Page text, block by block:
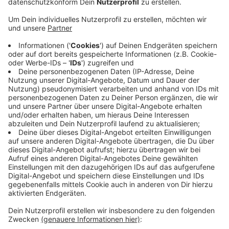
Veröffentlicht:Montag, 13.02.2023 10:58
Anzeige
Los geht es heute in Eitorf hinter der Abzweigung zur
L86. Die Arbeiten sollen dann Stück für Stück bis
Blankenberg fortgesetzt werden. Während der ersten
Woche ist die L86, also die Uckerather Straße,
halbseitig gesperrt - dort regelt eine Ampel den
Verkehr. Im Abschnitt danach muss die Straße dann
komplett gesperrt werden, weil es sonst zu eng
werden würde. Das fängt aber frühestens in einer
Woche an.